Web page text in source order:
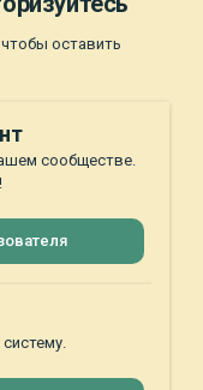
оставить
сообществе.